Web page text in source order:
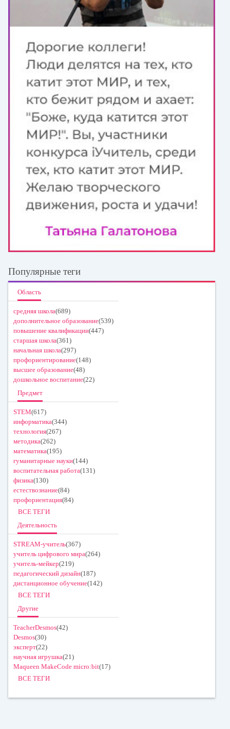
Популярные теги
Область
средняя школа(689)
дополнительное образование(539)
повышение квалификации(447)
старшая школа(361)
начальная школа(297)
профориентирование(148)
высшее образование(48)
дошкольное воспитание(22)
Предмет
STEM(617)
информатика(344)
технология(267)
методика(262)
математика(195)
гуманитарные науки(144)
воспитательная работа(131)
физика(130)
естествознание(84)
профориентация(84)
ВСЕ ТЕГИ
Деятельность
STREAM-учитель(367)
учитель цифрового мира(264)
учитель-мейкер(219)
педагогический дизайн(187)
дистанционное обучение(142)
ВСЕ ТЕГИ
Другие
TeacherDesmos(42)
Desmos(30)
эксперт(22)
научная игрушка(21)
Maqueen MakeCode micro:bit(17)
ВСЕ ТЕГИ